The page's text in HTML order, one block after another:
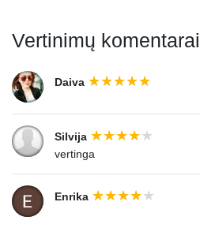
Vertinimų komentarai
Daiva
Silvija
vertinga
Enrika